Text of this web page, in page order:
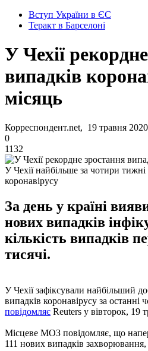
Вступ України в ЄС
Теракт в Барселоні
У Чехії
випадків
місяць
Корреспондент.net, 19 травня
0
1132
У Чехії найбільше за чотири
коронавірусу
За день у країні
нових випадків
кількість випадків
тисячі.
У Чехії зафіксували найбільший
випадків коронавірусу за
повідомляє Reuters у вівторок, 19
Місцеве МОЗ повідомляє, що
111 нових випадків захворювання,